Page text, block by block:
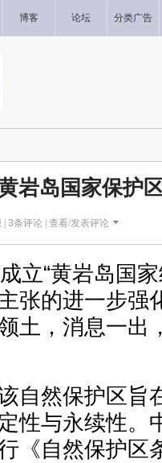
博客 论坛 分类广告
岩岛国家保护
3条评论 | 查看/发表评论
立“黄岩岛国
张的进一步强
土，消息一出
自然保护区旨
性与永续性。
《自然保护区